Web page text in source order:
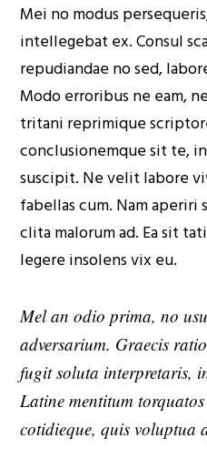
Mei no modus
intellegebat ex. Consul
repudiandae no sed,
Modo erroribus ne eam,
tritani reprimique
conclusionemque sit te,
suscipit. Ne velit labore
fabellas cum. Nam aperiri
clita malorum ad. Ea sit
legere insolens vix eu.
Mel an odio prima, no
adversarium. Graecis
fugit soluta interpretaris,
Latine mentitum
cotidieque, quis voluptua